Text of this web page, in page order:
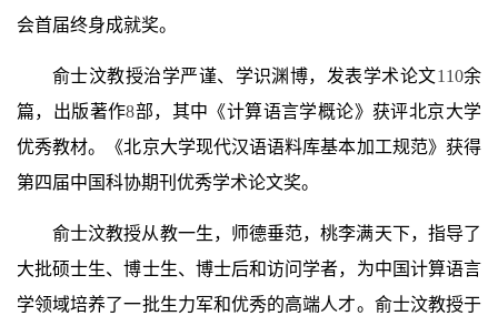
会首届终身成就奖。
俞士汶教授治学严谨、学识渊博，发表学术论文110余
篇，出版著作8部，其中《计算语言学概论》获评北京大学
优秀教材。《北京大学现代汉语语料库基本加工规范》获得
第四届中国科协期刊优秀学术论文奖。
俞士汶教授从教一生，师德垂范，桃李满天下，指导了
大批硕士生、博士生、博士后和访问学者，为中国计算语言
学领域培养了一批生力军和优秀的高端人才。俞士汶教授于